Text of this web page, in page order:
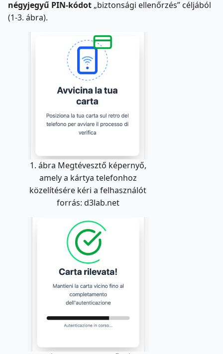
négyjegyű PIN-kódot „biztonsági ellenőrzés” céljából
(1-3. ábra).
1. ábra Megtévesztő képernyő,
amely a kártya telefonhoz
közelítésére kéri a felhasználót
forrás: d3lab.net